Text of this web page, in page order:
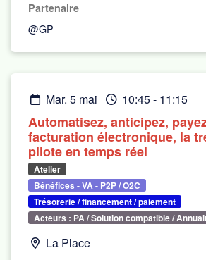
Partenaire
@GP
mar. 5 mai 10:45- 11:15
Automatisez, anticipez,
facturation électronique, la
pilote en temps réel
Atelier
Bénéfices - VA - P2P / O2C
Trésorerie / financement / paiement
Acteurs : PA / Solution compatible /
La Place